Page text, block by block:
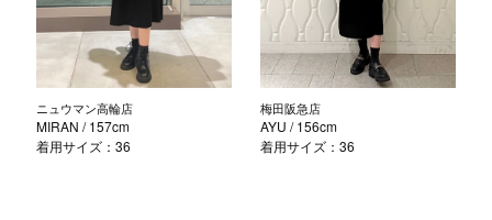
ニュウマン高輪店
MIRAN / 157cm
着用サイズ：36
梅田阪急店
AYU / 156cm
着用サイズ：36